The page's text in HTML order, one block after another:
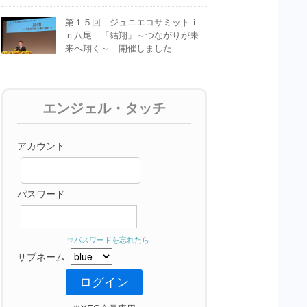
第１５回 ジュニエコサミットｉ
ｎ八尾 「結翔」～つながりが未
来へ翔く～ 開催しました
エンジェル・タッチ
アカウント:
パスワード:
⇒パスワードを忘れたら
サブネーム: